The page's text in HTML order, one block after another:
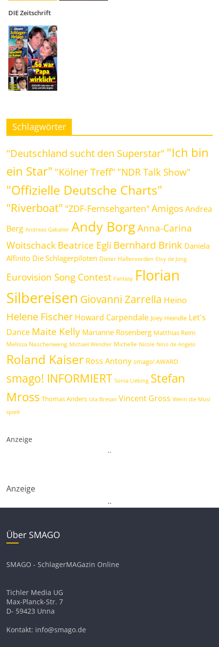
DIE Zeitschrift
Schlagwörter
"Deutschland sucht den Superstar" "Ich bin
ein Star" "Kölner Treff" "NDR Talk Show"
"Offizielle Deutsche Charts"
"Riverboat" "ZDF-Fernsehgarten" Amigos Andrea
Berg Andreas Gabalier Andy Borg Anna-Carina
WoitschackBeatrice Egli Bernhard Brink Daniela
Alfinito Die Schlagerpiloten Dieter Hallervorden Eloy de Jong
Eurovision Song Contest Fantasy Florian
Silbereisen Giovanni Zarrella Heino
Helene Fischer Howard Carpendale Joey Heindle Let's
Dance Maite Kelly Marianne Rosenberg Matthias Reim
Melissa Naschenweng Michael Wendler Michelle Nicole Nino de Angelo
Roland Kaiser Ross Antony smago! AWARD
smago! INFORMIERT Sonia Liebing Stefan
Mross Thomas Anders Uta Bresan Vincent Gross Wenn die Musi
spielt
Anzeige
..
Anzeige
..
Über SMAGO
SMAGO - SchlagerMAGazin Online
Tichler Media UG
Max-Planck-Str. 7
D- 59423 Unna
Kontakt: info@smago.de